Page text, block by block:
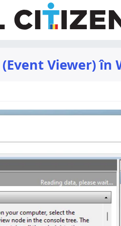
Viewer) în